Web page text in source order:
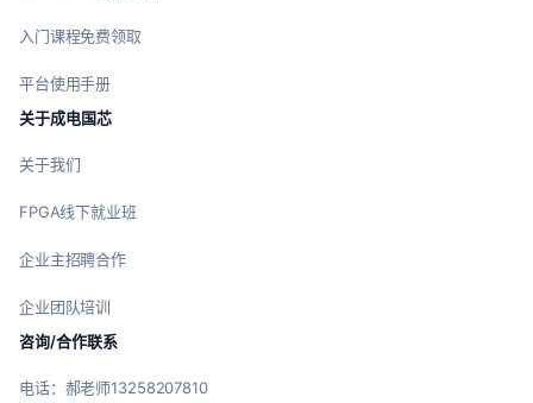
入门课程免费领取
平台使用手册
关于成电国芯
关于我们
FPGA线下就业班
企业主招聘合作
企业团队培训
咨询/合作联系
电话：郝老师13258207810